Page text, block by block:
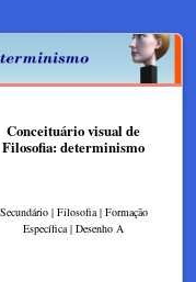
Conceituário visual de
Filosofia: determinismo
Secundário | Filosofia | Formação
Específica | Desenho A